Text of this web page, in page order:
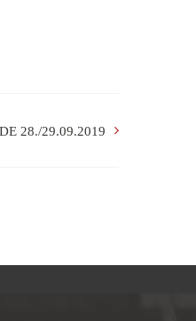
28./29.09.2019